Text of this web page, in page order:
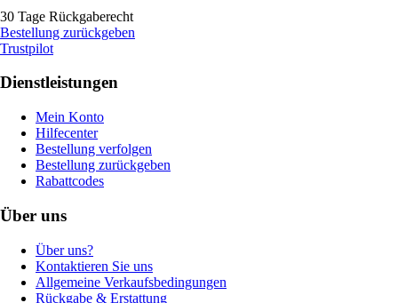
30 Tage Rückgaberecht
Bestellung zurückgeben
Trustpilot
Dienstleistungen
Mein Konto
Hilfecenter
Bestellung verfolgen
Bestellung zurückgeben
Rabattcodes
Über uns
Über uns?
Kontaktieren Sie uns
Allgemeine Verkaufsbedingungen
Rückgabe & Erstattung